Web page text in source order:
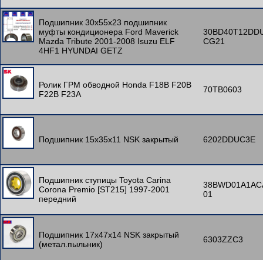
Подшипник 30x55x23 подшипник
муфты кондиционера Ford Maverick
Mazda Tribute 2001-2008 Isuzu ELF
4HF1 HYUNDAI GETZ
CG21
Ролик ГРМ обводной Honda F18B F20B
F22B F23A
70TB0603
Подшипник 15x35x11 NSK закрытый 6202DDUC3E
Подшипник ступицы Toyota Carina
Corona Premio [ST215] 1997-2001
передний
01
Подшипник 17x47x14 NSK закрытый
(метал.пыльник)
6303ZZC3